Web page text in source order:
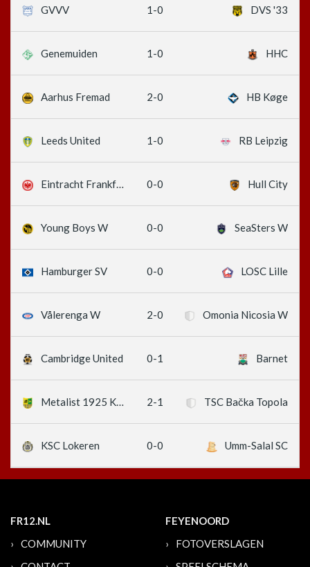
GVVV 1-0 DVS '33
Genemuiden 1-0 HHC
Aarhus Fremad 2-0 HB Køge
Leeds United 1-0 RB Leipzig
Eintracht Frankfurt 0-0 Hull City
Young Boys W 0-0 SeaSters W
Hamburger SV 0-0 LOSC Lille
Vålerenga W 2-0 Omonia Nicosia W
Cambridge United 0-1 Barnet
Metalist 1925 Kharkiv W 2-1 TSC Bačka Topola
KSC Lokeren 0-0 Umm-Salal SC
FR12.NL
COMMUNITY
FEYENOORD
FOTOVERSLAGEN